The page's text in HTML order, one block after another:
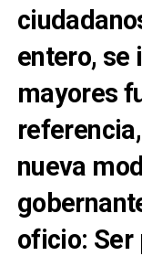
entero, se
mayores
nueva
oficio: Ser